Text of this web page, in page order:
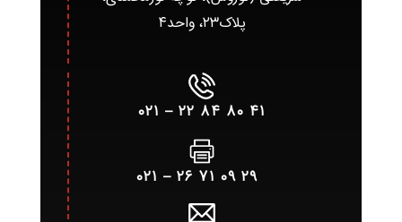
پلاک۲۳، واحد۴
۴۱ ۸۰ ۸۴ ۲۲ – ۰۲۱
۲۹ ۰۹ ۷۱ ۲۶ – ۰۲۱